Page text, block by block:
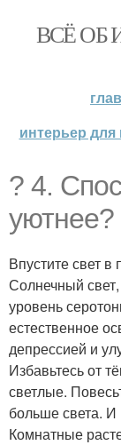
ВСЁ ОБ
интерьер
? 4.
уютнее?
Впустите свет
Солнечный
уровень
естественное
депрессией и
Избавьтесь от
светлые.
больше света. И
Комнатные